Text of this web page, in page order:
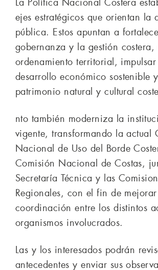
ejes estratégicos que orientan la
pública. Estos apuntan a
gobernanza y la gestión costera,
ordenamiento territorial, impulsar
desarrollo económico sostenible
patrimonio natural y cultural
nto también moderniza la
vigente, transformando la actual
Nacional de Uso del Borde
Comisión Nacional de Costas,
Secretaría Técnica y las
Regionales, con el fin de
coordinación entre los distintos
organismos involucrados.
Las y los interesados podrán
antecedentes y enviar sus